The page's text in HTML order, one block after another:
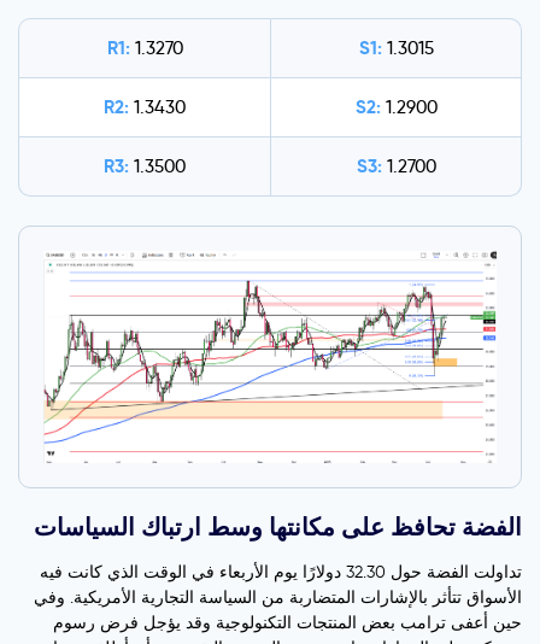
R1: 1.3270 S1: 1.3015
R2: 1.3430 S2: 1.2900
R3: 1.3500 S3: 1.2700
الفضة تحافظ على مكانتها وسط ارتباك السياسات
تداولت الفضة حول 32.30 دولارًا يوم الأربعاء في الوقت الذي كانت فيه
الأسواق تتأثر بالإشارات المتضاربة من السياسة التجارية الأمريكية. وفي
حين أعفى ترامب بعض المنتجات التكنولوجية وقد يؤجل فرض رسوم